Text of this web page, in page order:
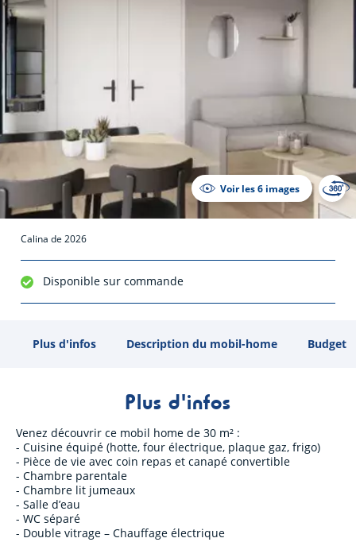
Voir les 6 images
Calina de 2026
Disponible sur commande
Plus d'infos Description du mobil-home Budget
Plus d'infos
Venez découvrir ce mobil home de 30 m² :
- Cuisine équipé (hotte, four électrique, plaque gaz, frigo)
- Pièce de vie avec coin repas et canapé convertible
- Chambre parentale
- Chambre lit jumeaux
- Salle d’eau
- WC séparé
- Double vitrage – Chauffage électrique